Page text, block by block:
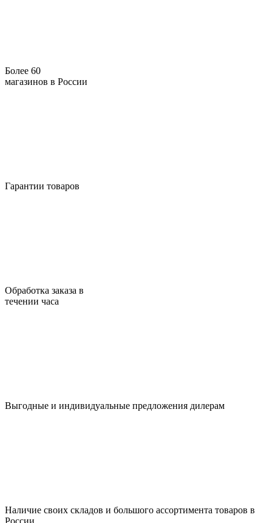
Более 60
магазинов в России
Гарантии товаров
Обработка заказа в
течении часа
Выгодные и индивидуальные предложения дилерам
Наличие своих складов и большого ассортимента товаров в
России